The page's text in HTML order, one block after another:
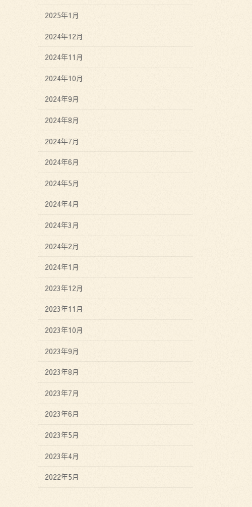
2025年1月
2024年12月
2024年11月
2024年10月
2024年9月
2024年8月
2024年7月
2024年6月
2024年5月
2024年4月
2024年3月
2024年2月
2024年1月
2023年12月
2023年11月
2023年10月
2023年9月
2023年8月
2023年7月
2023年6月
2023年5月
2023年4月
2022年5月